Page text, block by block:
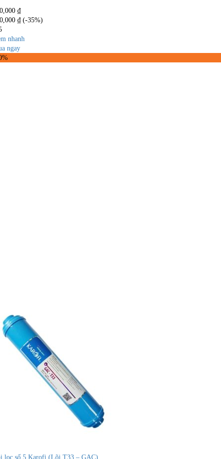
₫
₫ (-35%)
nhanh
ngay
lọc số 5 Karofi (Lõi T33 – GAC)